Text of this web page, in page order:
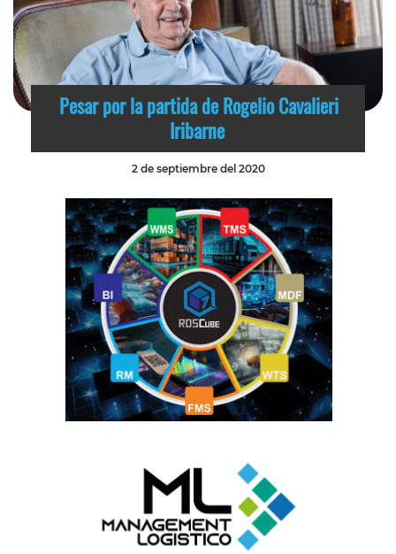
Pesar por la partida de Rogelio Cavalieri
Iribarne
2 de septiembre del 2020